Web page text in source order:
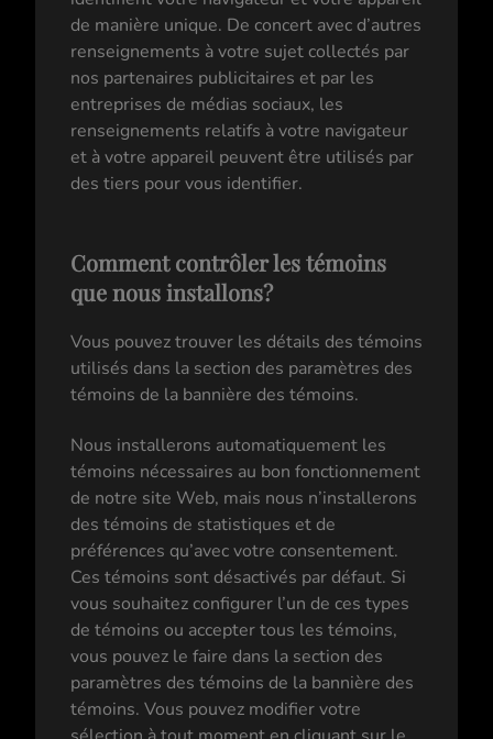
de manière unique. De concert avec d’autres
renseignements à votre sujet collectés par
nos partenaires publicitaires et par les
entreprises de médias sociaux, les
renseignements relatifs à votre navigateur
et à votre appareil peuvent être utilisés par
des tiers pour vous identifier.
Comment contrôler les témoins
que nous installons?
Vous pouvez trouver les détails des témoins
utilisés dans la section des paramètres des
témoins de la bannière des témoins.
Nous installerons automatiquement les
témoins nécessaires au bon fonctionnement
de notre site Web, mais nous n’installerons
des témoins de statistiques et de
préférences qu’avec votre consentement.
Ces témoins sont désactivés par défaut. Si
vous souhaitez configurer l’un de ces types
de témoins ou accepter tous les témoins,
vous pouvez le faire dans la section des
paramètres des témoins de la bannière des
témoins. Vous pouvez modifier votre